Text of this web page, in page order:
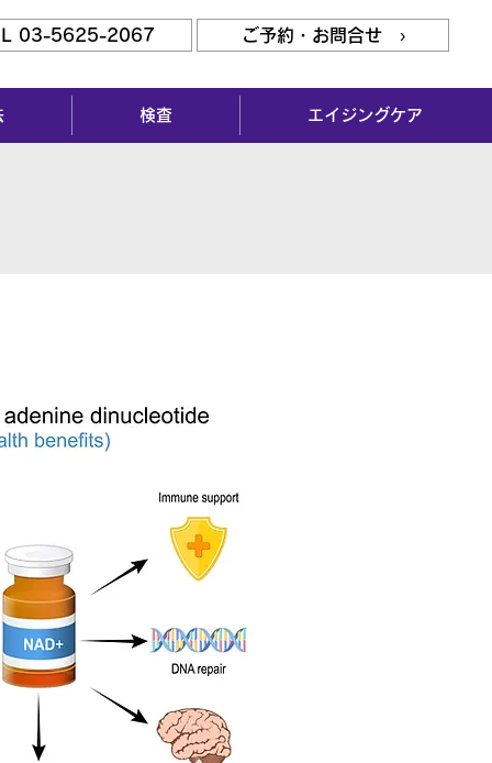
03-5625-2067 ご予約・お問合せ ›
検査 エイジングケア